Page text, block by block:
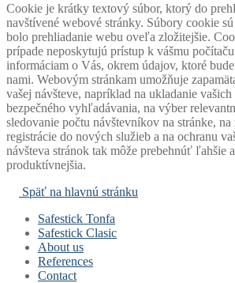
Cookie je krátky textový súbor, ktorý do
navštívené webové stránky. Súbory cookie
bolo prehliadanie webu oveľa zložitejšie.
prípade neposkytujú prístup k vášmu
informáciam o Vás, okrem údajov, ktoré
nami. Webovým stránkam umožňuje
vašej návšteve, napríklad na ukladanie
bezpečného vyhľadávania, na výber
sledovanie počtu návštevníkov na stránke, na
registrácie do nových služieb a na ochranu
návšteva stránok tak môže prebehnúť ľahšie
produktívnejšia.
Späť na hlavnú stránku
Safestick Tonfa
Safestick Clasic
About us
References
Contact